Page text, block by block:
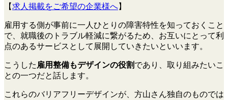
【求人掲載をご希望の企業様へ】
雇用する側が事前に一人ひとりの障害特性を知っておくこと
で、就職後のトラブル軽減に繋がるため、お互いにとって利
点のあるサービスとして展開していきたいといいます。
こうした 雇用整備もデザインの役割であり、取り組みたいこ
との一つだと話します。
これらのバリアフリーデザインが、方山さん独自のものでは